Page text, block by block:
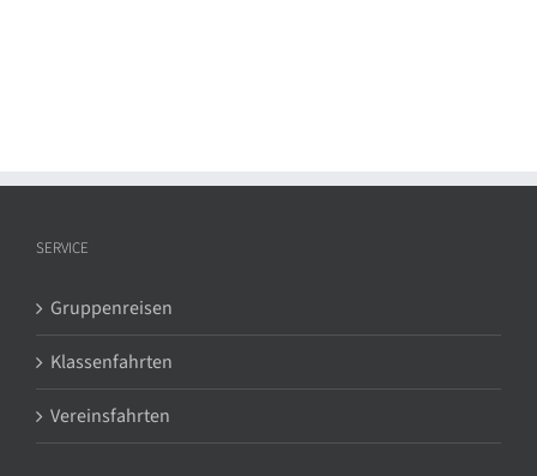
SERVICE
Gruppenreisen
Klassenfahrten
Vereinsfahrten